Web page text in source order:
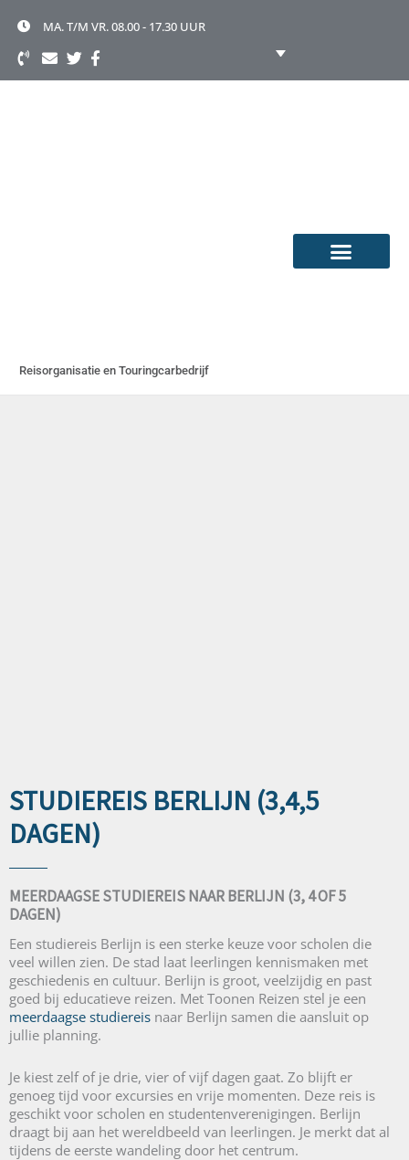
naar
inhoud
MA. T/M VR. 08.00 - 17.30 UUR
Reisorganisatie en Touringcarbedrijf
STUDIEREIS BERLIJN (3,4,5
DAGEN)
MEERDAAGSE STUDIEREIS NAAR BERLIJN (3, 4 OF 5
DAGEN)
Een studiereis Berlijn is een sterke keuze voor scholen die
veel willen zien. De stad laat leerlingen kennismaken met
geschiedenis en cultuur. Berlijn is groot, veelzijdig en past
goed bij educatieve reizen. Met Toonen Reizen stel je een
meerdaagse studiereis naar Berlijn samen die aansluit op
jullie planning.
Je kiest zelf of je drie, vier of vijf dagen gaat. Zo blijft er
genoeg tijd voor excursies en vrije momenten. Deze reis is
geschikt voor scholen en studentenverenigingen. Berlijn
draagt bij aan het wereldbeeld van leerlingen. Je merkt dat al
tijdens de eerste wandeling door het centrum.